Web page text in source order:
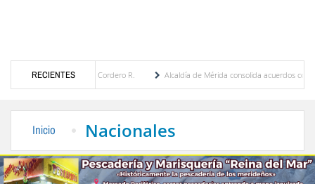
RECIENTES
Eugenia Febres Cordero R.
Alcaldía de Mérida consolida acuerdos con
Inicio Nacionales